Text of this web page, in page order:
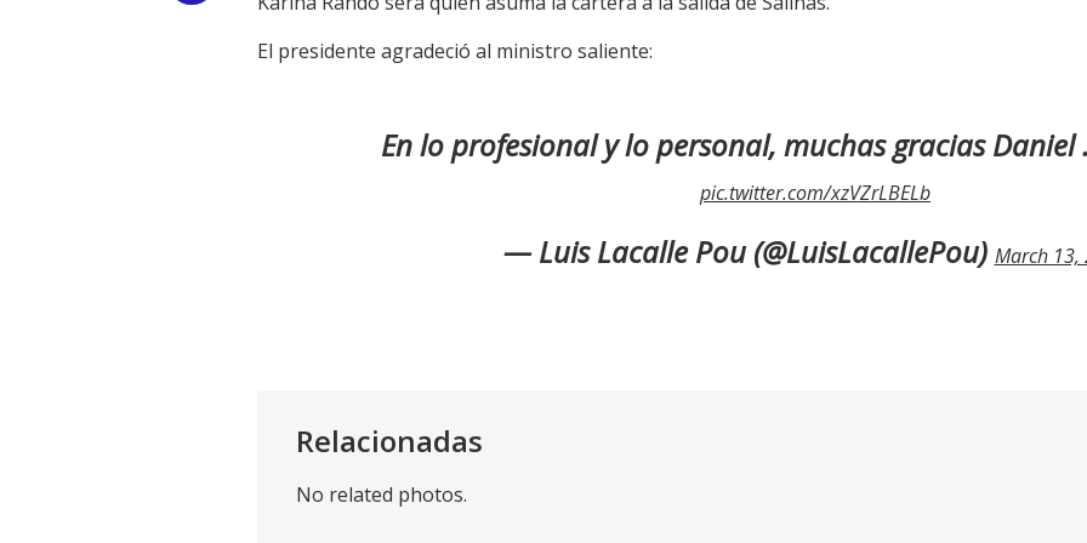
El presidente agradeció al ministro saliente:
En lo profesional y lo personal, muchas gracias Daniel .
pic.twitter.com/xzVZrLBELb
— Luis Lacalle Pou (@LuisLacallePou) March 13,
Relacionadas
No related photos.